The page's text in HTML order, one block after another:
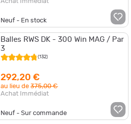
Neuf - En stock
Balles RWS DK - 300 Win MAG / Par
3
(132)
292,20 €
au lieu de375,00 €
Achat Immédiat
Neuf - Sur commande